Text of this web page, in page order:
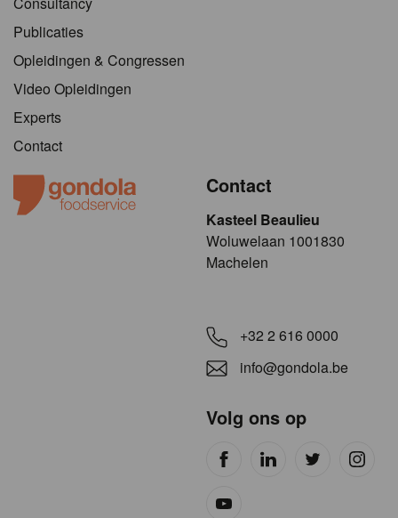
Publicaties
Opleidingen & Congressen
Video Opleidingen
Experts
Contact
Contact
Kasteel Beaulieu
​​​Woluwelaan 1001830
Machelen
+32 2 616 0000
info@gondola.be
Volg ons op